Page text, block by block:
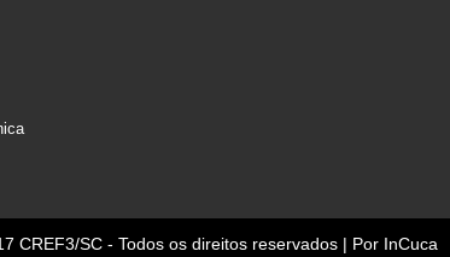
CREF3/SC - Todos os direitos reservados | Por InCuca